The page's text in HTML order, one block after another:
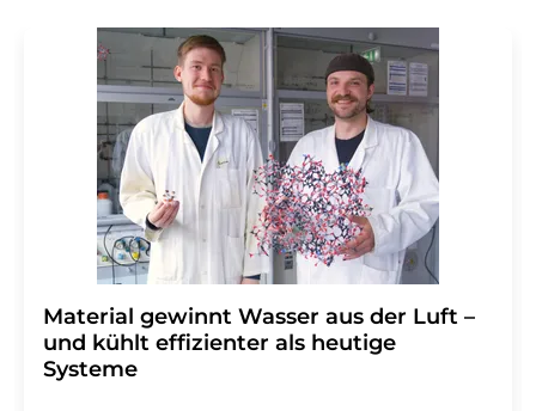
Str. 2, 12489 Berlin oder per E-Mail unter
widerruf@lumitos.commit Wirkung für die Zukunft
widerrufen. Zudem ist in jeder E-Mail ein Link zur
Abbestellung des entsprechenden Newsletters
enthalten.
Material gewinnt Wasser aus der Luft –
und kühlt effizienter als heutige
Systeme